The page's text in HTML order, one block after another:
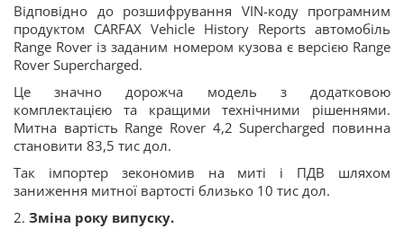
Відповідно до розшифрування VIN-коду програмним
продуктом CARFAX Vehicle History Reports автомобіль
Range Rover із заданим номером кузова є версією Range
Rover Supercharged.
Це значно дорожча модель з додатковою
комплектацією та кращими технічними рішеннями.
Митна вартість Range Rover 4,2 Supercharged повинна
становити 83,5 тис дол.
Так імпортер зекономив на миті і ПДВ шляхом
заниження митної вартості близько 10 тис дол.
2. Зміна року випуску.